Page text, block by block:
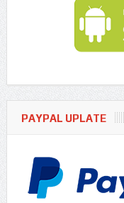
PAYPAL UPLATE